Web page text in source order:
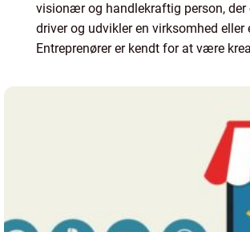
visionær og handlekraftig person, der
driver og udvikler en virksomhed eller
Entreprenører er kendt for at være
til at ide...